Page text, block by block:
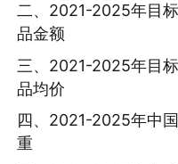
二、2021-2025年目
品金额
三、2021-2025年目
品均价
四、2021-2025年中
重